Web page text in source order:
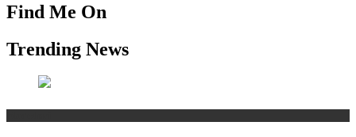
Find Me On
Trending News